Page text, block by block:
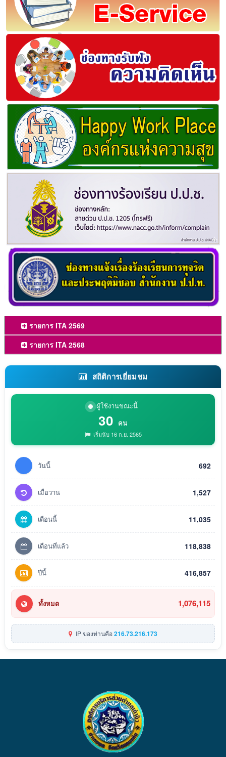
รายการ ITA 2569
รายการ ITA 2568
สถิติการเยี่ยมชม
ผู้ใช้งานขณะนี้
30 คน
เริ่มนับ 16 ก.ย. 2565
วันนี้ 692
เมื่อวาน 1,527
เดือนนี้ 11,035
เดือนที่แล้ว 118,838
ปีนี้ 416,857
ทั้งหมด 1,076,115
IP ของท่านคือ216.73.216.173